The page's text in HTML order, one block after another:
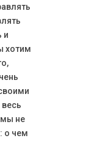
и
хотим
мы не
о чем